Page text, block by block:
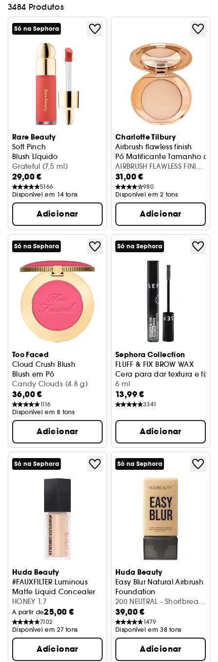
3484 Produtos
Só na Sephora
Rare Beauty
Soft Pinch
Blush Líquido
Grateful (7,5 ml)
29,00 €
5166
Disponível em 14 tons
Adicionar
Charlotte Tilbury
Airbrush flawless finish
Pó Matificante Tamanho de
AIRBRUSH FLAWLESS FINISH
- 1 FAIR
31,00 €
980
Disponível em 2 tons
Adicionar
Só na Sephora
Too Faced
Cloud Crush Blush
Blush em Pó
Candy Clouds (4.8 g)
36,00 €
1116
Disponível em 8 tons
Adicionar
Só na Sephora
Sephora Collection
FLUFF & FIX BROW WAX
Cera para dar textura e
6 ml
13,99 €
3341
Adicionar
Só na Sephora
Huda Beauty
#FAUXFILTER Luminous
Matte Liquid Concealer
Antiolheiras Líquido
HONEY 1.7
A partir de25,00 €
7102
Disponível em 27 tons
Adicionar
Só na Sephora
Huda Beauty
Easy Blur Natural Airbrush
Foundation
Base
200 NEUTRAL - Shortbread
(30 ml)
39,00 €
1479
Disponível em 38 tons
Adicionar